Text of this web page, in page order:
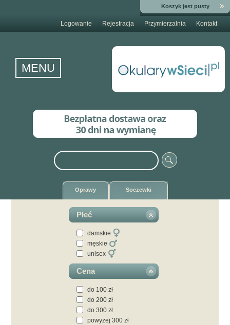
Koszyk jest pusty
Logowanie Rejestracja Przymierzalnia Kontakt
MENU
Oprawy Soczewki
Płeć
damskie
męskie
unisex
Cena
do 100 zł
do 200 zł
do 300 zł
powyżej 300 zł